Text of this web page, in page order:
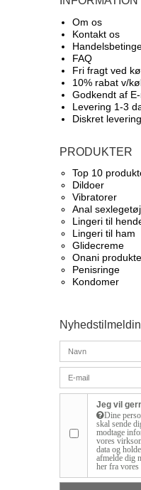
Om os
Kontakt os
FAQ
Fri fragt ved
10% rabat v/
Godkendt af
Levering 1-3
Diskret levering
PRODUKTER
Top 10
Dildoer
Vibratorer
Anal sexlegetøj
Lingeri til
Lingeri til ham
Glidecreme
Onani
Penisringe
Kondomer
Jeg vil
Dine
skal sende
modtage
vores
data og
afmelde dig
her fra vores